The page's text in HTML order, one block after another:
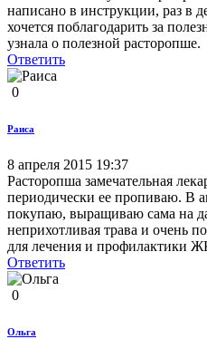
написано в инструкции, раз в
хочется поблагодарить за
узнала о полезной расторопше.
Ответить
0
Раиса
8 апреля 2015 19:37
Расторопша замечательная
периодически ее пропиваю. В
покупаю, выращиваю сама на
неприхотливая трава и очень
для лечения и профилактики
Ответить
0
Ольга